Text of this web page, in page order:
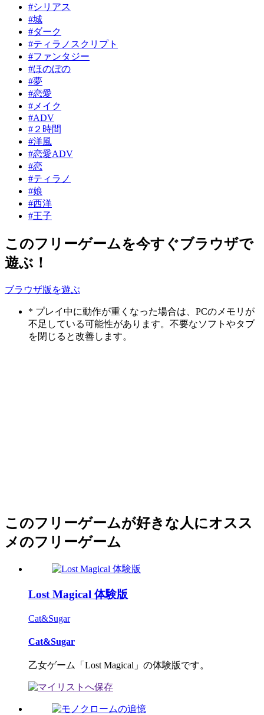
#シリアス
#城
#ダーク
#ティラノスクリプト
#ファンタジー
#ほのぼの
#夢
#恋愛
#メイク
#ADV
#２時間
#洋風
#恋愛ADV
#恋
#ティラノ
#娘
#西洋
#王子
このフリーゲームを今すぐブラウザで
遊ぶ！
ブラウザ版を遊ぶ
* プレイ中に動作が重くなった場合は、PCのメモリが
不足している可能性があります。不要なソフトやタブ
を閉じると改善します。
このフリーゲームが好きな人にオスス
メのフリーゲーム
Lost Magical 体験版
Cat&Sugar
Cat&Sugar
乙女ゲーム「Lost Magical」の体験版です。